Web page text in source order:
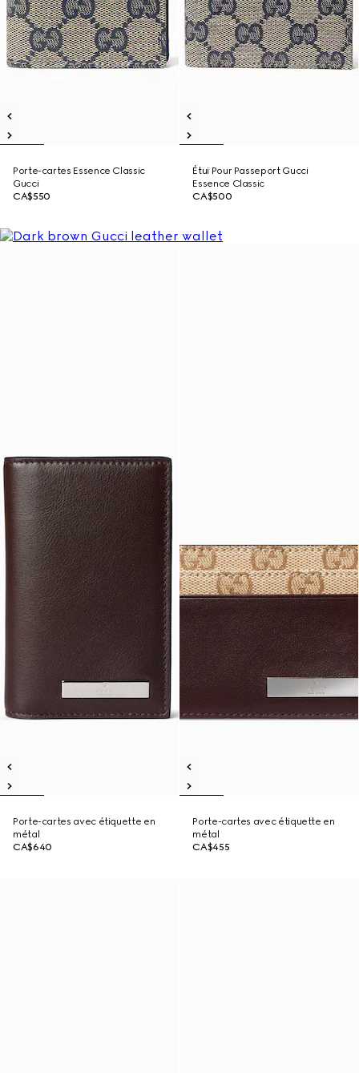
Porte-cartes Essence Classic
Gucci
CA$550
Étui Pour Passeport Gucci
Essence Classic
CA$500
Porte-cartes avec étiquette en
métal
CA$640
Porte-cartes avec étiquette en
métal
CA$455